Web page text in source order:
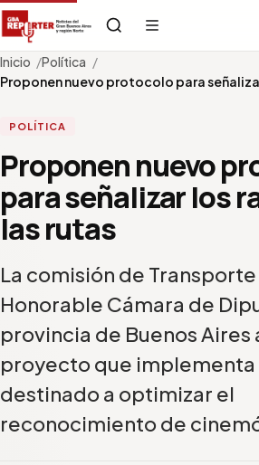
Inicio
Política
Proponen nuevo protocolo para
POLÍTICA
Proponen nuevo
para señalizar los
las rutas
La comisión de Transporte
Honorable Cámara de
provincia de Buenos Aires
proyecto que
destinado a optimizar el
reconocimiento de